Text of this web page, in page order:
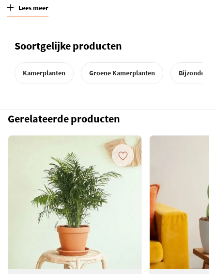
direct zonlicht). Houd de potgrond licht vochtig door de plant
regelmatig kleine hoeveelheden water te geven.
Lees meer
Soortgelijke producten
Kamerplanten Groene Kamerplanten Bijzondere
Gerelateerde producten